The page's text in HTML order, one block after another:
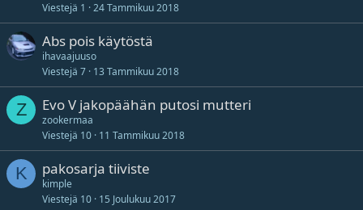
Viestejä 1 24 Tammikuu 2018
Abs pois käytöstä
ihavaajuuso
Viestejä 7 13 Tammikuu 2018
Z Evo V jakopäähän putosi mutteri
zookermaa
Viestejä 10 11 Tammikuu 2018
K pakosarja tiiviste
kimple
Viestejä 10 15 Joulukuu 2017